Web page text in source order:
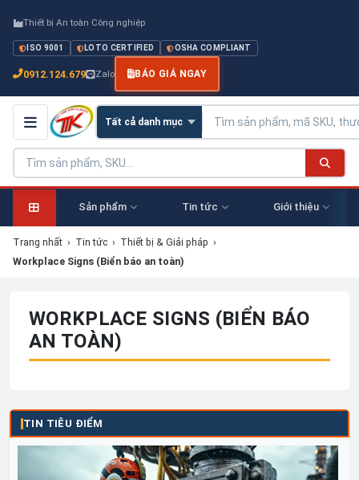
Thiết bị An toàn Công nghiệp
ISO 9001 LOTO CERTIFIED OSHA COMPLIANT
0912.124.679 Zalo BÁO GIÁ NGAY
Sản phẩm Tin tức Giới thiệu
Trang nhất › Tin tức › Thiết bị & Giải pháp ›
Workplace Signs (Biển báo an toàn)
WORKPLACE SIGNS (BIỂN BÁO
AN TOÀN)
TIN TIÊU ĐIỂM